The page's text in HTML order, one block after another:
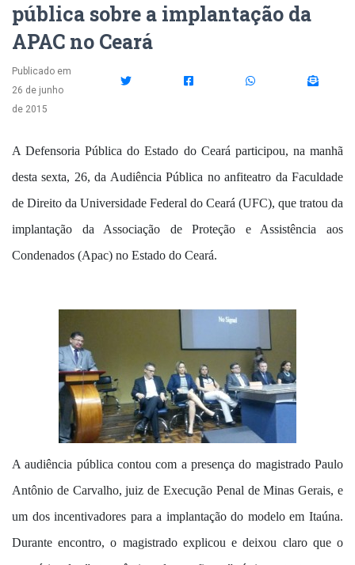
pública sobre a implantação da
APAC no Ceará
Publicado em
26 de junho
de 2015
A Defensoria Pública do Estado do Ceará participou, na manhã
desta sexta, 26, da Audiência Pública no anfiteatro da Faculdade
de Direito da Universidade Federal do Ceará (UFC), que tratou da
implantação da Associação de Proteção e Assistência aos
Condenados (Apac) no Estado do Ceará.
A audiência pública contou com a presença do magistrado Paulo
Antônio de Carvalho, juiz de Execução Penal de Minas Gerais, e
um dos incentivadores para a implantação do modelo em Itaúna.
Durante encontro, o magistrado explicou e deixou claro que o